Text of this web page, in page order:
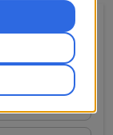
close